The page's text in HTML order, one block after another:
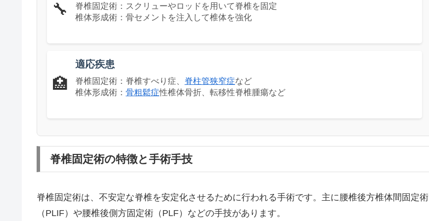
🔧
脊椎固定術：スクリューやロッドを用いて脊椎を固定
椎体形成術：骨セメントを注入して椎体を強化
🏥
適応疾患
脊椎固定術：脊椎すべり症、 脊柱管狭窄症など
椎体形成術： 骨粗鬆症性椎体骨折、転移性脊椎腫瘍など
脊椎固定術の特徴と手術手技
脊椎固定術は、不安定な脊椎を安定化させるために行われる手術です。主に腰椎後方椎体間固定術
（PLIF）や腰椎後側方固定術（PLF）などの手技があります。